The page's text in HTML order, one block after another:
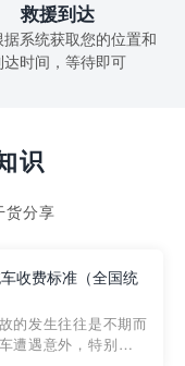
救援到达
据系统获取您的位置和
达时间，等待即可
识
货分享
收费标准（全国统
的发生往往是不期而
遭遇意外，特别是在